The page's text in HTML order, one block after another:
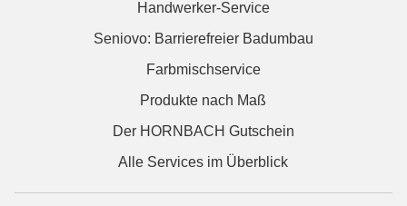
Handwerker-Service
Seniovo: Barrierefreier Badumbau
Farbmischservice
Produkte nach Maß
Der HORNBACH Gutschein
Alle Services im Überblick